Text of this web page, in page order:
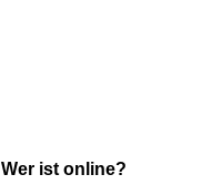
Wer ist online?